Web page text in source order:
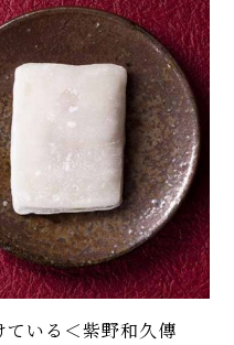
いる＜紫野和久傳